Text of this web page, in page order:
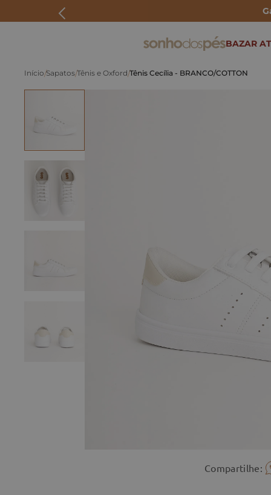
BAZAR
Sapatos Tênis e Oxford Tênis Cecília - BRANCO/COTTON
Compartilhe: